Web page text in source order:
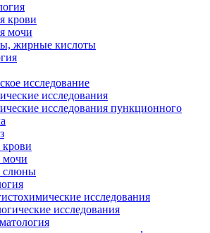
крови
мочи
жирные кислоты
исследование
исследования
исследования пункционного
слюны
исследования
исследования